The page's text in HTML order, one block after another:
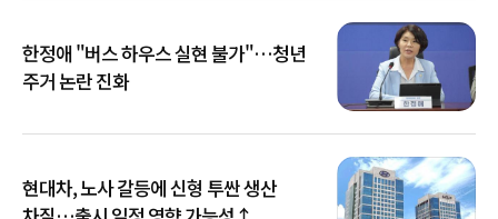
한정애 "버스 하우스 실현 불가"…청년
주거 논란 진화
현대차, 노사 갈등에 신형 투싼 생산